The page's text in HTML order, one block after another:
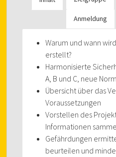
Anmeldung
Warum und wann
erstellt?
Harmonisierte
A, B und C, neue
Übersicht über das
Voraussetzungen
Vorstellen des
Informationen
Gefährdungen
beurteilen und